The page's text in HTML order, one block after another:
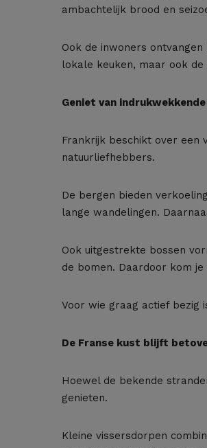
ambachtelijk brood en
Ook de inwoners
lokale keuken, maar ook
Geniet van
Frankrijk beschikt over een
natuurliefhebbers.
De bergen bieden
lange wandelingen.
Ook uitgestrekte bossen
de bomen. Daardoor kom
Voor wie graag actief bezig
De Franse kust blijft
Hoewel de bekende
genieten.
Kleine vissersdorpen